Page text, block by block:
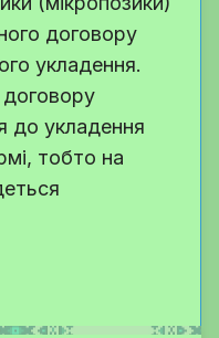
договору
укладення.
до укладення
тобто на